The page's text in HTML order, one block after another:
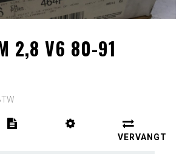
2,8 V6 80-91
VERVANGT